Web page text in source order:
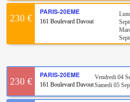
230 €
PARIS-20EME
161 Boulevard Davout
230 €
PARIS-20EME
161 Boulevard Davout
Vendredi 04
Samedi 05